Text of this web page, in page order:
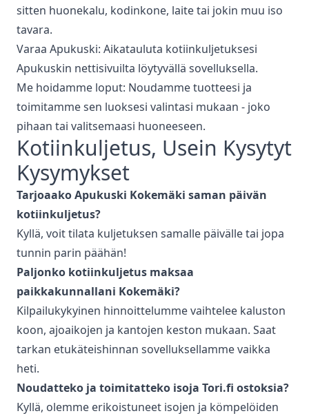
sitten huonekalu, kodinkone, laite tai jokin muu iso
tavara.
Varaa Apukuski: Aikatauluta kotiinkuljetuksesi
Apukuskin nettisivuilta löytyvällä sovelluksella.
Me hoidamme loput: Noudamme tuotteesi ja
toimitamme sen luoksesi valintasi mukaan - joko
pihaan tai valitsemaasi huoneeseen.
Kotiinkuljetus, Usein Kysytyt
Kysymykset
Tarjoaako Apukuski Kokemäki saman päivän
kotiinkuljetus?
Kyllä, voit tilata kuljetuksen samalle päivälle tai jopa
tunnin parin päähän!
Paljonko kotiinkuljetus maksaa
paikkakunnallani Kokemäki?
Kilpailukykyinen hinnoittelumme vaihtelee kaluston
koon, ajoaikojen ja kantojen keston mukaan. Saat
tarkan etukäteishinnan sovelluksellamme vaikka
heti.
Noudatteko ja toimitatteko isoja Tori.fi ostoksia?
Kyllä, olemme erikoistuneet isojen ja kömpelöiden